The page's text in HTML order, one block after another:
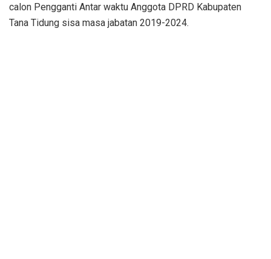
calon Pengganti Antar waktu Anggota DPRD Kabupaten
Tana Tidung sisa masa jabatan 2019-2024.